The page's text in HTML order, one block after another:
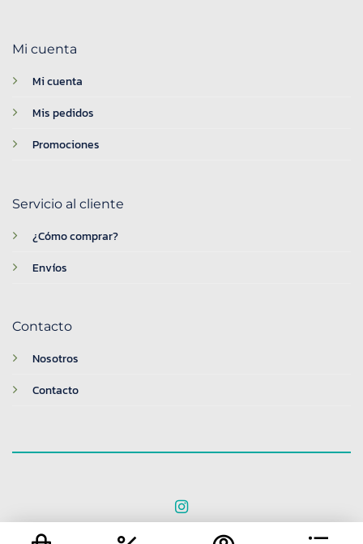
Mi cuenta
Mi cuenta
Mis pedidos
Promociones
Servicio al cliente
¿Cómo comprar?
Envíos
Contacto
Nosotros
Contacto
© 2026 BreakTime